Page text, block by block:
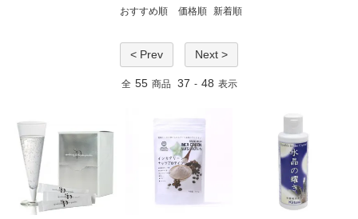
おすすめ順 価格順 新着順
< Prev Next >
全 55 商品 37 - 48 表示